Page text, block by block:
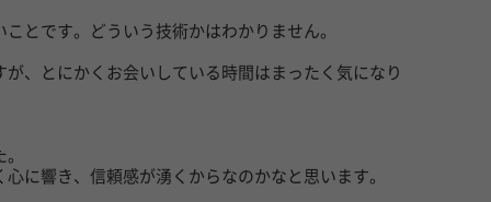
とです。どういう技術かはわかりません。
、とにかくお会いしている時間はまったく気になり
に響き、信頼感が湧くからなのかなと思います。